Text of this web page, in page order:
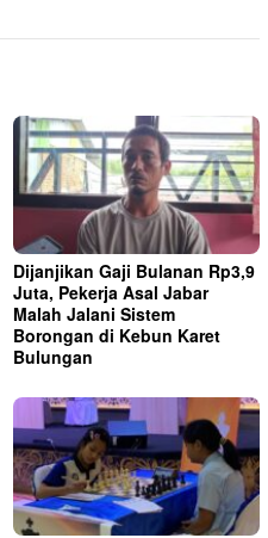
Dijanjikan Gaji Bulanan Rp3,9
Juta, Pekerja Asal Jabar
Malah Jalani Sistem
Borongan di Kebun Karet
Bulungan